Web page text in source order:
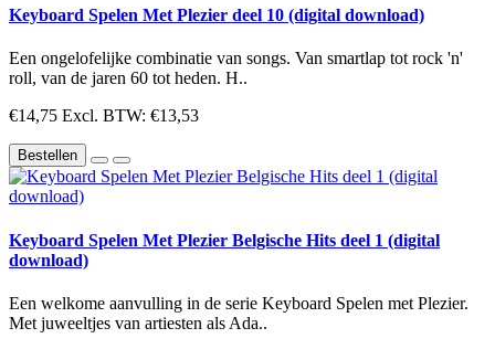
Keyboard Spelen Met Plezier deel 10 (digital download)
Een ongelofelijke combinatie van songs. Van smartlap tot rock 'n'
roll, van de jaren 60 tot heden. H..
€14,75 Excl. BTW: €13,53
Bestellen
Keyboard Spelen Met Plezier Belgische Hits deel 1 (digital
download)
Een welkome aanvulling in de serie Keyboard Spelen met Plezier.
Met juweeltjes van artiesten als Ada..